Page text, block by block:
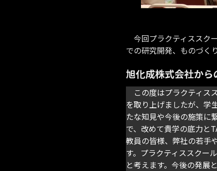
今回プラクティススク
での研究開発、ものづく
旭化成株式会社から
この度はプラクティス
を取り上げましたが、学
たな知見や今後の施策に
で、改めて貴学の底力と
教員の皆様、弊社の若手
す。プラクティススクー
と考えます。今後の発展